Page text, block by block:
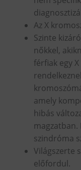
Az X
Szinte
nőkkel,
férfiak egy
amely
hibás
magzatban.
szindróma
Világszerte
előfordul.